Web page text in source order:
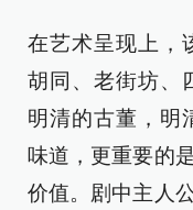
在艺术呈现上，
胡同、老街坊、
明清的古董，明
味道，更重要的
价值。剧中主人